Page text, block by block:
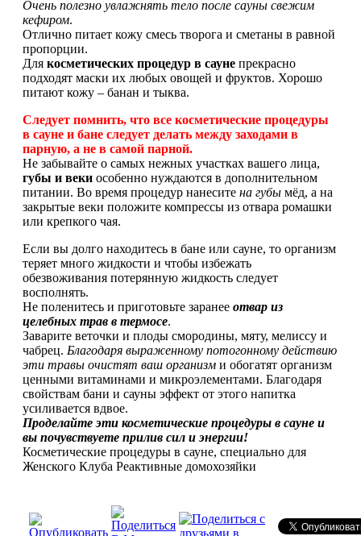
Очень полезно увлажнять тело после сауны свежим
кефиром.
Отлично питает кожу смесь творога и сметаны в равной
пропорции.
Для косметических процедур в сауне прекрасно
подходят маски их любых овощей и фруктов. Хорошо
питают кожу – банан и тыква.
Следует помнить, что все косметические процедуры
в сауне и бане следует делать между заходами в
парную, а не в самой парной.
Не забывайте о самых нежных участках вашего лица,
губы и веки особенно нуждаются в дополнительном
питании. Во время процедур нанесите на губы мёд, а на
закрытые веки положите компрессы из отвара ромашки
или крепкого чая.
Если вы долго находитесь в бане или сауне, то организм
теряет много жидкости и чтобы избежать
обезвоживания потерянную жидкость следует
восполнять.
Не поленитесь и приготовьте заранее отвар из
целебных трав в термосе.
Заварите веточки и плоды смородины, мяту, мелиссу и
чабрец. Благодаря выраженному потогонному действию
эти травы очистят ваш организм и обогатят организм
ценными витаминами и микроэлементами. Благодаря
свойствам бани и сауны эффект от этого напитка
усиливается вдвое.
Проделайте эти косметические процедуры в сауне и
вы почувствуете прилив сил и энергии!
Косметические процедуры в сауне, специально для
Женского Клуба Реактивные домохозяйки